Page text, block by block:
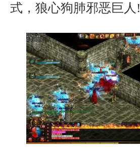
式，狼心狗肺邪恶巨人!